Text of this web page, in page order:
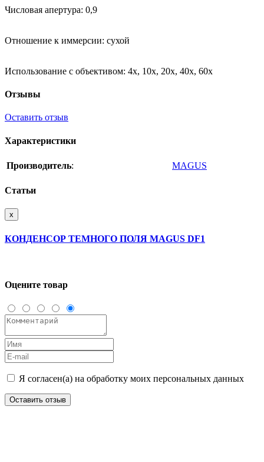
Числовая апертура: 0,9
Отношение к иммерсии: сухой
Использование с объективом: 4х, 10х, 20х, 40х, 60х
Отзывы
Оставить отзыв
Характеристики
Производитель: MAGUS
Статьи
x
КОНДЕНСОР ТЕМНОГО ПОЛЯ MAGUS DF1
Оцените товар
Я согласен(а) на обработку моих персональных данных
Оставить отзыв